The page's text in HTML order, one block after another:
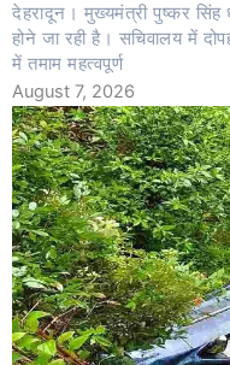
देहरादून। मुख्यमंत्री पुष्कर
होने जा रही है। सचिवालय में
में तमाम महत्वपूर्ण
August 7, 2026